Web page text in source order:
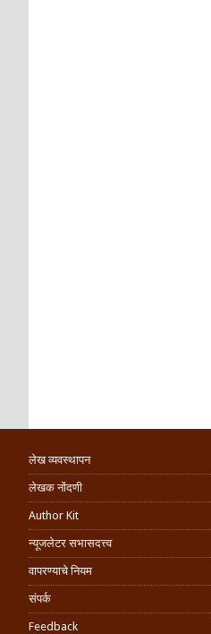
लेख व्यवस्थापन
लेखक नोंदणी
Author Kit
न्यूजलेटर सभासदत्त्व
वापरण्याचे नियम
संपर्क
Feedback